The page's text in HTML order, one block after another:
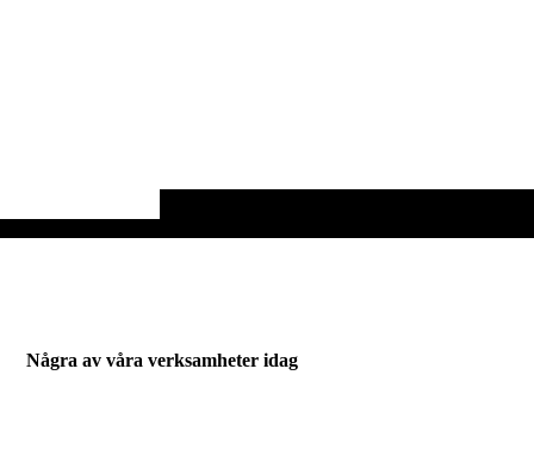
Några av våra verksamheter idag